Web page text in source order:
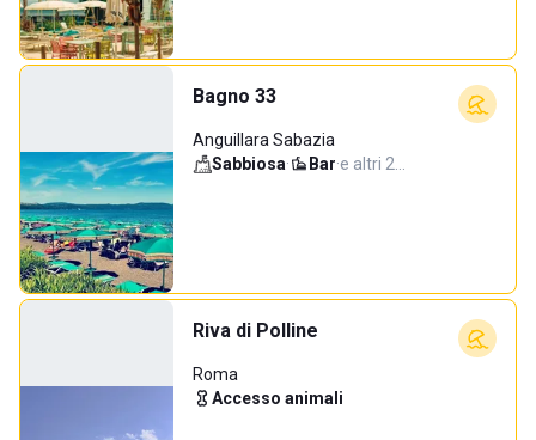
Bagno 33
Anguillara Sabazia
Sabbiosa· Bar·e altri 2…
Riva di Polline
Roma
Accesso animali